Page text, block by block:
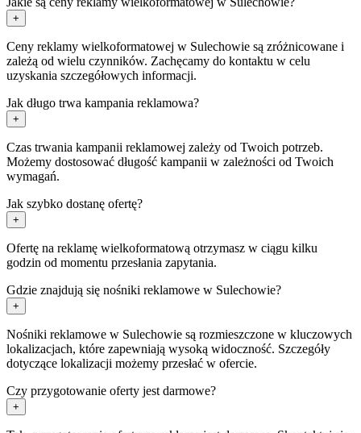
+
Ceny reklamy wielkoformatowej w Sulechowie są zróżnicowane i
zależą od wielu czynników. Zachęcamy do kontaktu w celu
uzyskania szczegółowych informacji.
Jak długo trwa kampania reklamowa?
+
Czas trwania kampanii reklamowej zależy od Twoich potrzeb.
Możemy dostosować długość kampanii w zależności od Twoich
wymagań.
Jak szybko dostanę ofertę?
+
Ofertę na reklamę wielkoformatową otrzymasz w ciągu kilku
godzin od momentu przesłania zapytania.
Gdzie znajdują się nośniki reklamowe w Sulechowie?
+
Nośniki reklamowe w Sulechowie są rozmieszczone w kluczowych
lokalizacjach, które zapewniają wysoką widoczność. Szczegóły
dotyczące lokalizacji możemy przesłać w ofercie.
Czy przygotowanie oferty jest darmowe?
+